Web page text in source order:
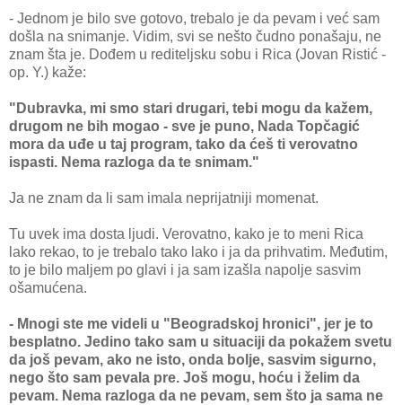
- Jednom je bilo sve gotovo, trebalo je da pevam i već sam
došla na snimanje. Vidim, svi se nešto čudno ponašaju, ne
znam šta je. Dođem u rediteljsku sobu i Rica (Jovan Ristić -
op. Y.) kaže:
"Dubravka, mi smo stari drugari, tebi mogu da kažem,
drugom ne bih mogao - sve je puno, Nada Topčagić
mora da uđe u taj program, tako da ćeš ti verovatno
ispasti. Nema razloga da te snimam."
Ja ne znam da li sam imala neprijatniji momenat.
Tu uvek ima dosta ljudi. Verovatno, kako je to meni Rica
lako rekao, to je trebalo tako lako i ja da prihvatim. Međutim,
to je bilo maljem po glavi i ja sam izašla napolje sasvim
ošamućena.
- Mnogi ste me videli u "Beogradskoj hronici", jer je to
besplatno. Jedino tako sam u situaciji da pokažem svetu
da još pevam, ako ne isto, onda bolje, sasvim sigurno,
nego što sam pevala pre. Još mogu, hoću i želim da
pevam. Nema razloga da ne pevam, sem što ja sama ne